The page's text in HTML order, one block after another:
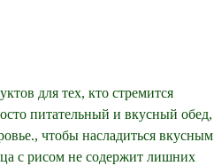
для тех, кто стремится
питательный и вкусный обед,
чтобы насладиться вкусным
с рисом не содержит лишних